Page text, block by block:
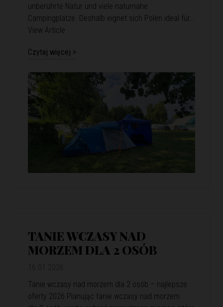
unberührte Natur und viele naturnahe
Campingplätze. Deshalb eignet sich Polen ideal für…
View Article
Czytaj więcej >
TANIE WCZASY NAD
MORZEM DLA 2 OSÓB
Tanie wczasy nad morzem dla 2 osób – najlepsze
oferty 2026 Planując tanie wczasy nad morzem